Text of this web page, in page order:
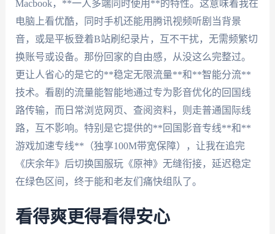
Macbook，**一人多端同时使用**的特性。这意味着我在
电脑上看优酷，同时手机还能用腾讯视频听剧当背景
音，或是平板登着B站刷纪录片，互不干扰，无需频繁切
换账号或设备。那份回家的自由感，从没这么完整过。
更让人省心的是它的**稳定无限流量**和**智能分流**
技术。看剧的流量能智能地通过专为影音优化的回国线
路传输，而日常浏览网页、查阅资料，则走普通国际线
路，互不影响。特别是它提供的**回国影音专线**和**
游戏加速专线**（独享100M带宽保障），让我在追完
《庆余年》后切换国服玩《原神》无缝衔接，延迟稳定
在绿色区间，终于能和老友们痛快组队了。
看得爽更得看得安心